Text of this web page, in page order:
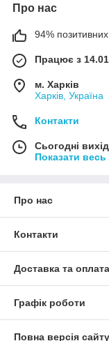
можливі розміри
замку zip-lock. Крім
заощадити. Ми
невисоку маржу на
довгострокову
Про нас
94% позитивних
Працює з
м. Харків
Харків, Україна
Контакти
Сьогодні
Показати
Про нас
Контакти
Доставка та оплата
Графік роботи
Повна версія сайту